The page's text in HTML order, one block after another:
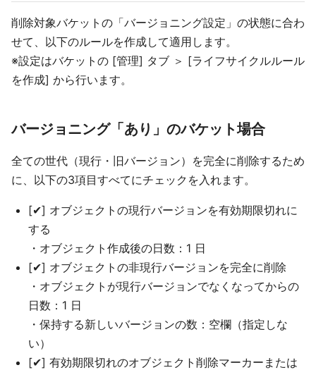
削除対象バケットの「バージョニング設定」の状態に合わ
せて、以下のルールを作成して適用します。
※設定はバケットの [管理] タブ ＞ [ライフサイクルルール
を作成] から行います。
バージョニング「あり」のバケット場合
全ての世代（現行・旧バージョン）を完全に削除するため
に、以下の3項目すべてにチェックを入れます。
[✔] オブジェクトの現行バージョンを有効期限切れに
する
・オブジェクト作成後の日数：1 日
[✔] オブジェクトの非現行バージョンを完全に削除
・オブジェクトが現行バージョンでなくなってからの
日数：1 日
・保持する新しいバージョンの数：空欄（指定しな
い）
[✔] 有効期限切れのオブジェクト削除マーカーまたは